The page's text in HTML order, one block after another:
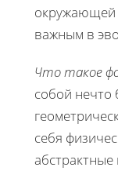
окружающей
важным в
Что такое
собой нечто
себя